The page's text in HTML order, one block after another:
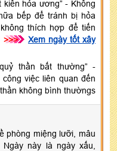
hỏa ương” - Không
bếp để tránh bị hỏa
thích hợp để tiến
>>>
Xem ngày tốt xây
thần bất thường” -
việc liên quan đến
không bình thườngs
phòng miệng lưỡi, mâu
này là ngày xấu,